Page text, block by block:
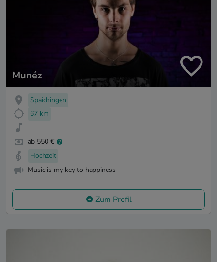
Munéz
Spaichingen
67 km
ab 550 €
Hochzeit
Music is my key to happiness
Zum Profil